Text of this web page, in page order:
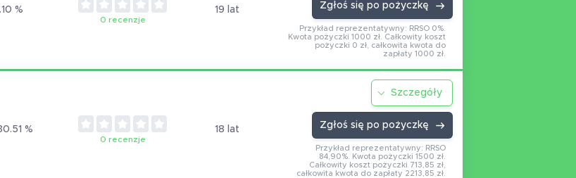
%
0 recenzje
19 lat Zgłoś się po pożyczkę
Przykład reprezentatywny: RRSO 0%.
Kwota pożyczki 1000 zł. Całkowity koszt
pożyczki 0 zł, całkowita kwota do
zapłaty 1000 zł.
%
0 recenzje
18 lat
Szczegóły
Zgłoś się po pożyczkę
Przykład reprezentatywny: RRSO
84,90%. Kwota pożyczki 1500 zł.
Całkowity koszt pożyczki 713,85 zł,
całkowita kwota do zapłaty 2213,85 zł.